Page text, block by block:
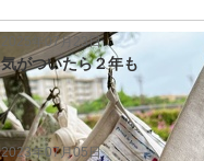
2025年07月23日
気がついたら２年も
2023年07月05日